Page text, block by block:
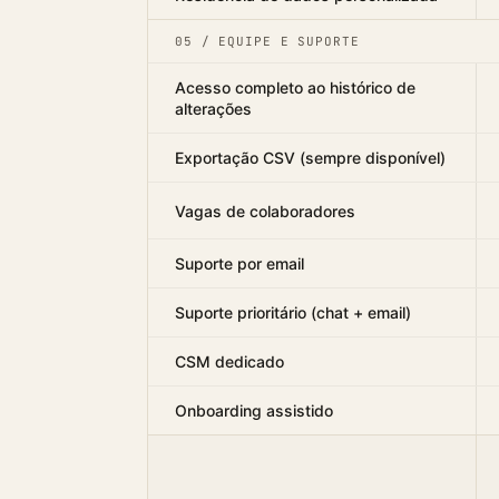
05 / EQUIPE E SUPORTE
Acesso completo ao histórico de
alterações
Exportação CSV (sempre disponível)
Vagas de colaboradores
Suporte por email
Suporte prioritário (chat + email)
CSM dedicado
Onboarding assistido